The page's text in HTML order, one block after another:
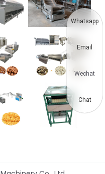
Whatsapp
Email
Wechat
Chat